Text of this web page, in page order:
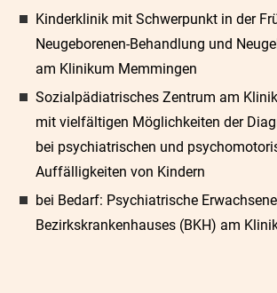
Kinderklinik mit Schwerpunkt in der
Neugeborenen-Behandlung und
am Klinikum Memmingen
Sozialpädiatrisches Zentrum am
mit vielfältigen Möglichkeiten der
bei psychiatrischen und
Auffälligkeiten von Kindern
bei Bedarf: Psychiatrische
Bezirkskrankenhauses (BKH) am